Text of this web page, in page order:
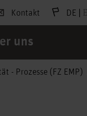
Kontakt DE |
uns
- Prozesse (FZ EMP)